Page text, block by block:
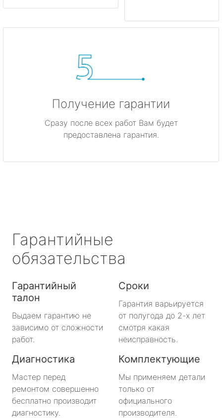
Получение гарантии
Сразу после всех работ Вам будет
предоставлена гарантия.
Гарантийные
обязательства
Гарантийный
талон
Выдаем гарантию не
зависимо от сложности
работ.
Сроки
Гарантия варьируется
от полугода до 2-х лет
смотря какая
неисправность.
Диагностика
Мастер перед
ремонтом совершенно
бесплатно производит
диагностику.
Комплектующие
Мы применяем детали
только от
официального
производителя.